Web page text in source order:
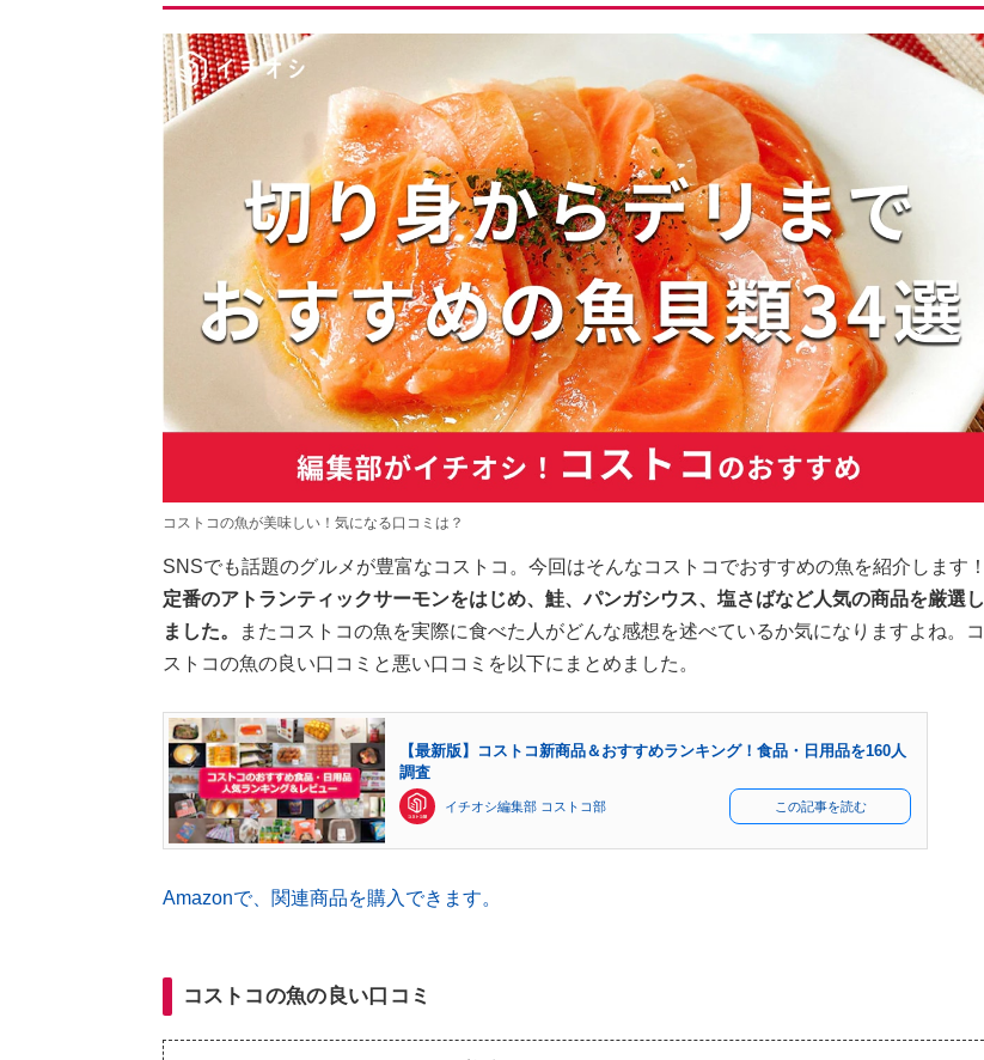
コストコの魚が美味しい！気になる口コミは？
SNSでも話題のグルメが豊富なコストコ。今回はそんなコストコでおすすめの魚を紹介します！
定番のアトランティックサーモンをはじめ、鮭、パンガシウス、塩さばなど人気の商品を厳選し
ました。
またコストコの魚を実際に食べた人がどんな感想を述べているか気になりますよね。コ
ストコの魚の良い口コミと悪い口コミを以下にまとめました。
【最新版】コストコ新商品＆おすすめランキング！食品・日用品を160人
調査
イチオシ編集部 コストコ部 この記事を読む
Amazonで、関連商品を購入できます。
コストコの魚の良い口コミ